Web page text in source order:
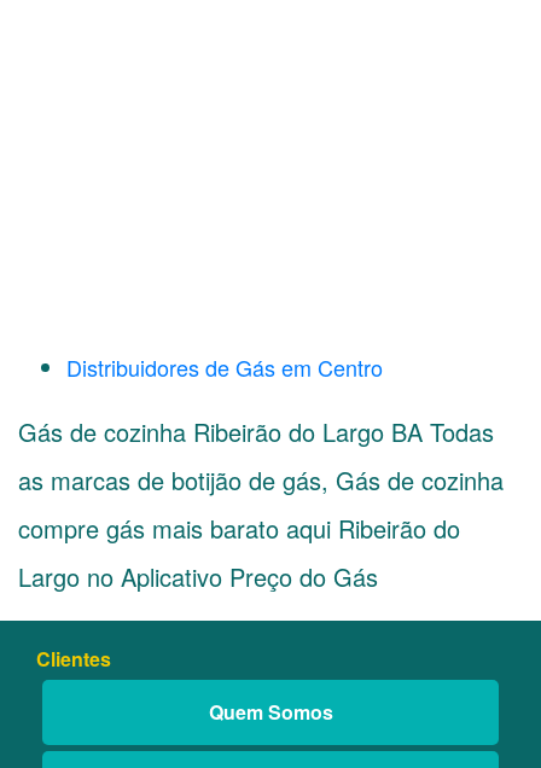
Distribuidores de Gás em Centro
Gás de cozinha Ribeirão do Largo BA Todas
as marcas de botijão de gás, Gás de cozinha
compre gás mais barato aqui Ribeirão do
Largo no Aplicativo Preço do Gás
Clientes
Quem Somos